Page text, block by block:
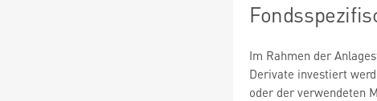
Im Rahmen der
Derivate investiert
oder der verwendeten